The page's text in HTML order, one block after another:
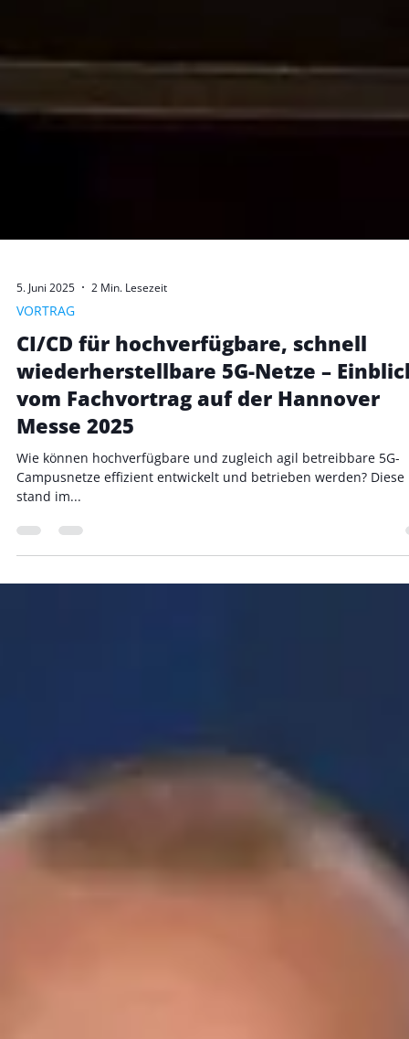
5. Juni 2025 2 Min. Lesezeit
VORTRAG
CI/CD für hochverfügbare, schnell
wiederherstellbare 5G-Netze –
Messe 2025
Wie können hochverfügbare und zugleich agil betreibbare 5G-
Campusnetze effizient entwickelt und betrieben werden? Diese